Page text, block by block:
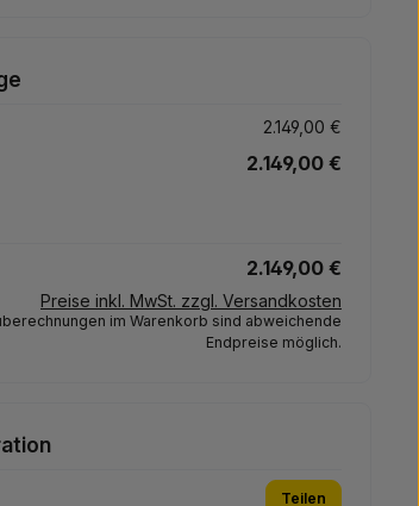
2.149,00 €
2.149,00 €
2.149,00 €
Preise inkl. MwSt. zzgl. Versandkosten
im Warenkorb sind abweichende
Endpreise möglich.
Teilen